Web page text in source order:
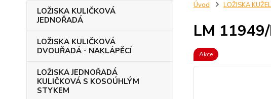
LOŽISKA KULIČKOVÁ
JEDNOŘADÁ
LOŽISKA KULIČKOVÁ
DVOUŘADÁ - NAKLÁPĚCÍ
LOŽISKA JEDNOŘADÁ
KULIČKOVÁ S KOSOÚHLÝM
STYKEM
Úvod LOŽISKA
LM
Akce